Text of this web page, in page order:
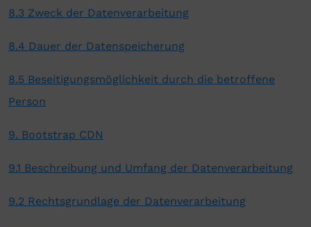
8.3 Zweck der Datenverarbeitung
8.4 Dauer der Datenspeicherung
8.5 Beseitigungsmöglichkeit durch die betroffene
Person
9. Bootstrap CDN
9.1 Beschreibung und Umfang der Datenverarbeitung
9.2 Rechtsgrundlage der Datenverarbeitung